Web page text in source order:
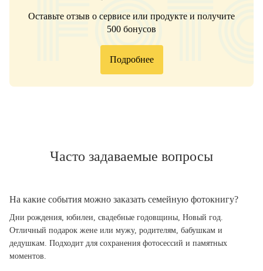
Оставьте отзыв о сервисе или продукте и получите
500 бонусов
Подробнее
Часто задаваемые вопросы
На какие события можно заказать семейную фотокнигу?
Дни рождения, юбилеи, свадебные годовщины, Новый год.
Отличный подарок жене или мужу, родителям, бабушкам и
дедушкам. Подходит для сохранения фотосессий и памятных
моментов.